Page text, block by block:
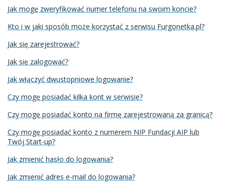
Jak mogę zweryfikować numer telefonu na swoim koncie?
Kto i w jaki sposób może korzystać z serwisu Furgonetka.pl?
Jak się zarejestrować?
Jak się zalogować?
Jak włączyć dwustopniowe logowanie?
Czy mogę posiadać kilka kont w serwisie?
Czy mogę posiadać konto na firmę zarejestrowaną za granicą?
Czy mogę posiadać konto z numerem NIP Fundacji AIP lub
Twój Start-up?
Jak zmienić hasło do logowania?
Jak zmienić adres e-mail do logowania?